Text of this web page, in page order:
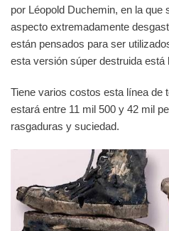
por Léopold Duchemin, en la que
aspecto extremadamente
están pensados para ser
esta versión súper destruida está
Tiene varios costos esta línea de
estará entre 11 mil 500 y 42 mil
rasgaduras y suciedad.